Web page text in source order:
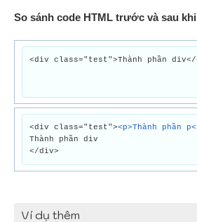
So sánh code HTML trước và sau
<div class="test">Thành phần div</
<div class="test"><p>Thành phần
Thành phần div
</div>
Ví dụ thêm